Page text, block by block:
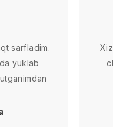
sarfladim.
yuklab